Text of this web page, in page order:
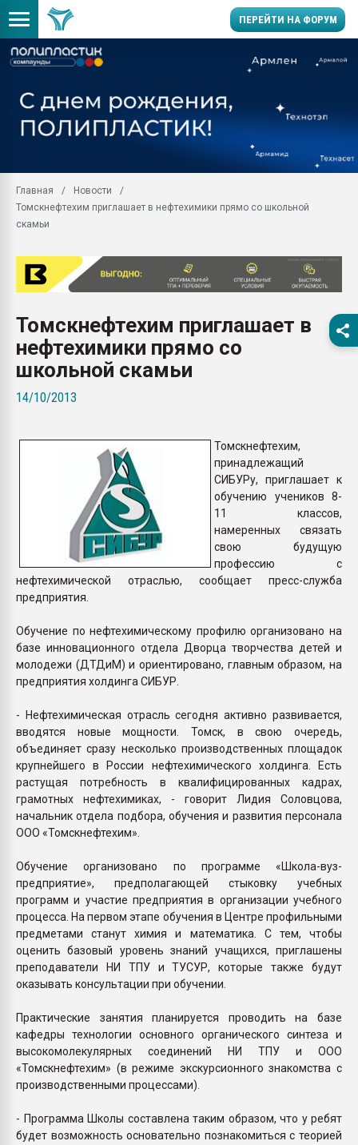
ПЕРЕЙТИ НА ФОРУМ
заводу пластмасс"
28.07.2026
первый план в
28.07.2026
ситуацией на
Главная
Новости
Томскнефтехим приглашает в нефтехимики прямо со школьной
скамьи
Томскнефтехим приглашает в
нефтехимики прямо со
школьной скамьи
14/10/2013
Томскнефтехим,
принадлежащий
СИБУРу, приглашает к
обучению учеников 8-
11 классов,
намеренных связать
свою будущую
профессию с
нефтехимической отраслью, сообщает пресс-служба
предприятия.
Обучение по нефтехимическому профилю организовано на
базе инновационного отдела Дворца творчества детей и
молодежи (ДТДиМ) и ориентировано, главным образом, на
предприятия холдинга СИБУР.
- Нефтехимическая отрасль сегодня активно развивается,
вводятся новые мощности. Томск, в свою очередь,
объединяет сразу несколько производственных площадок
крупнейшего в России нефтехимического холдинга. Есть
растущая потребность в квалифицированных кадрах,
грамотных нефтехимиках, - говорит Лидия Соловцова,
начальник отдела подбора, обучения и развития персонала
ООО «Томскнефтехим».
Обучение организовано по программе «Школа-вуз-
предприятие», предполагающей стыковку учебных
программ и участие предприятия в организации учебного
процесса. На первом этапе обучения в Центре профильными
предметами станут химия и математика. С тем, чтобы
оценить базовый уровень знаний учащихся, приглашены
преподаватели НИ ТПУ и ТУСУР, которые также будут
оказывать консультации при обучении.
Практические занятия планируется проводить на базе
кафедры технологии основного органического синтеза и
высокомолекулярных соединений НИ ТПУ и ООО
«Томскнефтехим» (в режиме экскурсионного знакомства с
производственными процессами).
- Программа Школы составлена таким образом, что у ребят
будет возможность основательно познакомиться с теорией